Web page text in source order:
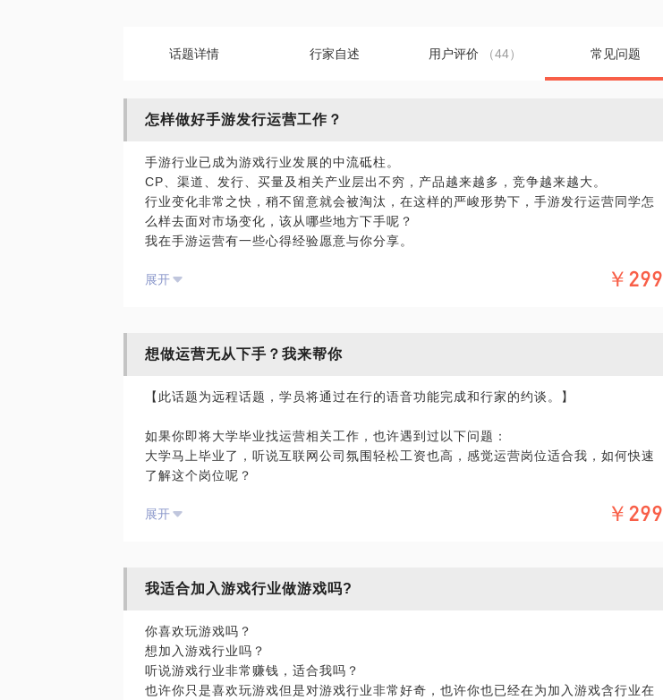
话题详情 行家自述 用户评价 （44） 常见问题
怎样做好手游发行运营工作？
手游行业已成为游戏行业发展的中流砥柱。
CP、渠道、发行、买量及相关产业层出不穷，产品越来越多，竞争越来越大。
行业变化非常之快，稍不留意就会被淘汰，在这样的严峻形势下，手游发行运营同学怎
么样去面对市场变化，该从哪些地方下手呢？
我在手游运营有一些心得经验愿意与你分享。
愿意与你分享的内容包括：
怎样做好游戏精细化运营？
小问题。如果可以，请把你的问题提前发给我，方便我做更充足的准备，提升见面效
率。期待与您的见面。
展开 ￥299
想做运营无从下手？我来帮你
【此话题为远程话题，学员将通过在行的语音功能完成和行家的约谈。】
如果你即将大学毕业找运营相关工作，也许遇到过以下问题：
大学马上毕业了，听说互联网公司氛围轻松工资也高，感觉运营岗位适合我，如何快速
了解这个岗位呢？
终于开始运营岗位实习了，为什么运营岗位和我想的不一样呢，感觉好迷茫怎么办？
以上的问题在我以往工作中都遇到过并且乐意为每一位同学解决，初入职场岗位的选择
的启发。
此话题，我将为你提供以下方面的解答：
互联网运营基础职责及日常工作普及。
展开 ￥299
我适合加入游戏行业做游戏吗?
你喜欢玩游戏吗？
想加入游戏行业吗？
听说游戏行业非常赚钱，适合我吗？
也许你只是喜欢玩游戏但是对游戏行业非常好奇，也许你也已经在为加入游戏含行业在